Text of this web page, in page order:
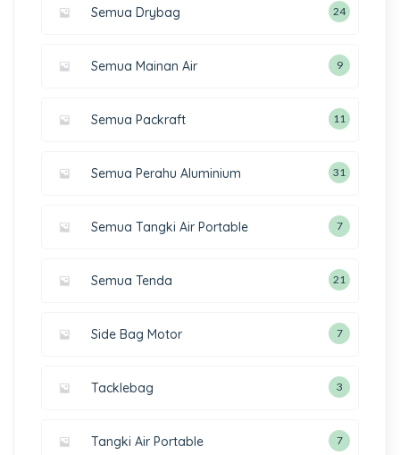
Semua Drybag 24
Semua Mainan Air 9
Semua Packraft 11
Semua Perahu Aluminium 31
Semua Tangki Air Portable 7
Semua Tenda 21
Side Bag Motor 7
Tacklebag 3
Tangki Air Portable 7